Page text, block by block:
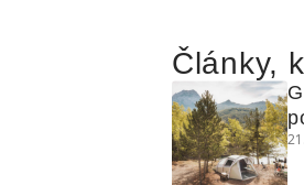
Články,